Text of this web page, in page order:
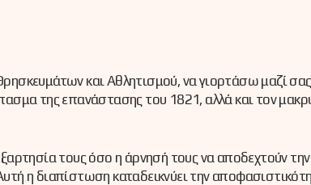
και Αθλητισμού, να γιορτάσω μαζί σας
της επανάστασης του 1821, αλλά και τον
τους όσο η άρνησή τους να αποδεχτούν
η διαπίστωση καταδεικνύει την